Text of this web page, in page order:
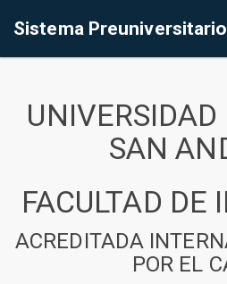
Sistema Preuniversitario
SAN
FACULTAD DE
ACREDITADA
POR EL